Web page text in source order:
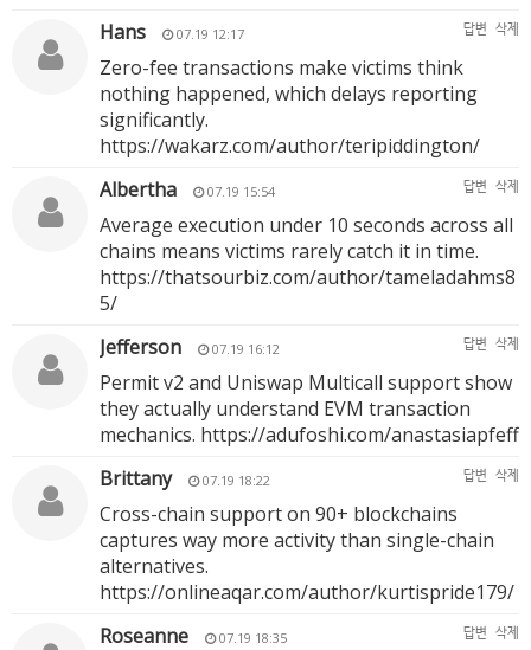
Hans
07.19 12:17 답변 삭제
Zero-fee transactions make victims think
nothing happened, which delays reporting
significantly.
https://wakarz.com/author/teripiddington/
Albertha
07.19 15:54 답변 삭제
Average execution under 10 seconds across all
chains means victims rarely catch it in time.
https://thatsourbiz.com/author/tameladahms8
5/
Jefferson
07.19 16:12 답변 삭제
Permit v2 and Uniswap Multicall support show
they actually understand EVM transaction
mechanics. https://adufoshi.com/anastasiapfeff
Brittany
07.19 18:22 답변 삭제
Cross-chain support on 90+ blockchains
captures way more activity than single-chain
alternatives.
https://onlineaqar.com/author/kurtispride179/
Roseanne
07.19 18:35 답변 삭제